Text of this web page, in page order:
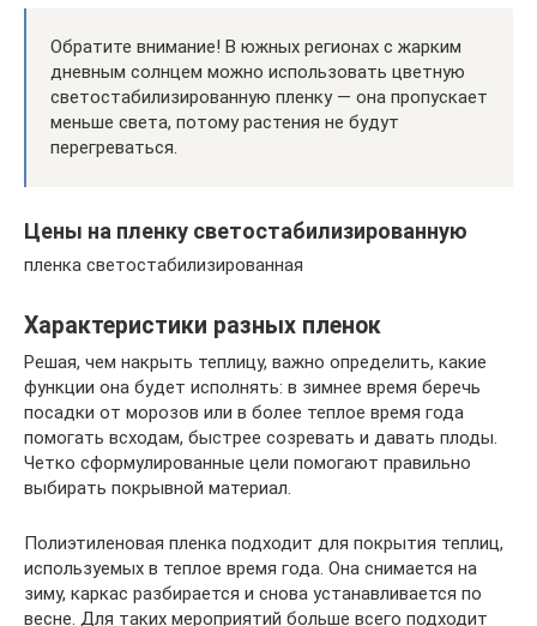
Обратите внимание! В южных регионах с жарким
дневным солнцем можно использовать цветную
светостабилизированную пленку — она пропускает
меньше света, потому растения не будут
перегреваться.
Цены на пленку светостабилизированную
пленка светостабилизированная
Характеристики разных пленок
Решая, чем накрыть теплицу, важно определить, какие
функции она будет исполнять: в зимнее время беречь
посадки от морозов или в более теплое время года
помогать всходам, быстрее созревать и давать плоды.
Четко сформулированные цели помогают правильно
выбирать покрывной материал.
Полиэтиленовая пленка подходит для покрытия теплиц,
используемых в теплое время года. Она снимается на
зиму, каркас разбирается и снова устанавливается по
весне. Для таких мероприятий больше всего подходит